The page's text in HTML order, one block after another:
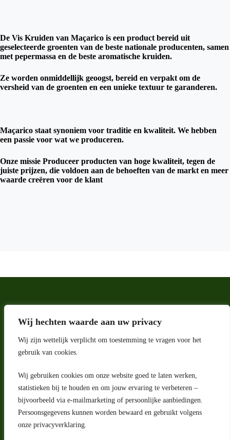
Wij hechten waarde aan uw privacy
Wij zijn wettelijk verplicht om toestemming te vragen voor het
gebruik van cookies.
Wij gebruiken cookies om onze website goed te laten werken,
statistieken bij te houden en om jouw ervaring te verbeteren –
bijvoorbeeld via e-mailmarketing of persoonlijke aanbiedingen.
Persoonsgegevens kunnen worden bewaard en gebruikt volgens
onze privacyverklaring.
De Vis Kruiden van Maçarico is een product bereid uit
geselecteerde groenten van de beste nationale producenten, samen
met pepermassa en de beste aromatische kruiden.
Ze worden onmiddellijk geoogst, bereid en verpakt om de
versheid van de groenten en een unieke textuur te garanderen.
Maçarico staat synoniem voor traditie en kwaliteit. We hebben
een passie voor wat we produceren.
Onze missie Produceer producten van hoge kwaliteit, tegen de
juiste prijzen, die voldoen aan de behoeften van de markt en meer
waarde creëren voor de klant
Adres
Riga 4 E
2993 LW Barendrecht
Nederland
Contact